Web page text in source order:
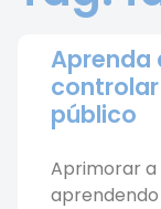
Aprenda
público
Aprimorar